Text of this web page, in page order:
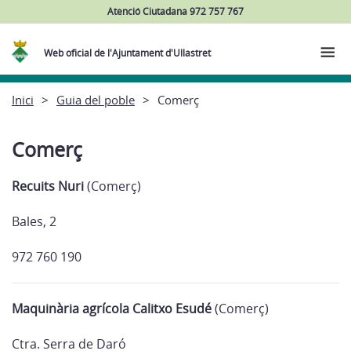
Atenció Ciutadana 972 757 767
Web oficial de l'Ajuntament d'Ullastret
Inici Guia del poble Comerç
Comerç
Recuits Nuri(Comerç)
Bales, 2
972 760 190
Maquinària agrícola Calitxo Esudé(Comerç)
Ctra. Serra de Daró